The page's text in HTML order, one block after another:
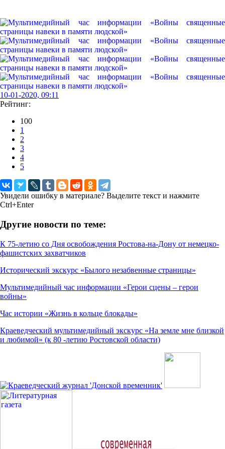
10-01-2020, 09:11
Рейтинг:
100
1
2
3
4
5
Увидели ошибку в материале? Выделите текст и нажмите
Ctrl+Enter
Другие новости по теме:
К 75-летию со Дня освобождения Ростова-на-Дону от немецко-
фашистских захватчиков
Исторический экскурс «Былого незабвенные страницы»
Мультимедийный час информации «Герои сцены – герои
войны»
Час истории «Жизнь в кольце блокады»
Краеведческий мультимедийный экскурс «На земле мне близкой
и любимой» (к 80 -летию Ростовской области)